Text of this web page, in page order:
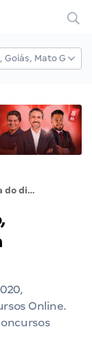
Agenda do dia 20 de julho, segunda-feira: aulas para concursos
Online.